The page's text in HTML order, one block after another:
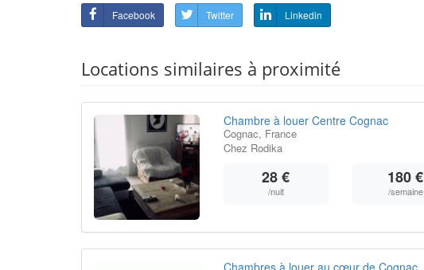
Facebook Twitter Linkedin
Locations similaires à proximité
Chambre à louer Centre Cognac
Cognac, France
Chez Rodika
28 €
/nuit
180 €
/semaine